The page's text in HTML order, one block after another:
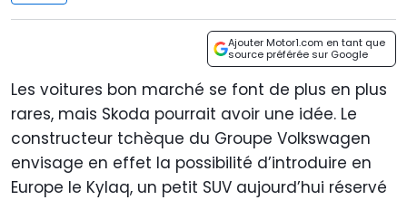
Ajouter Motor1.com en tant que
source préférée sur Google
Les voitures bon marché se font de plus en plus
rares, mais Skoda pourrait avoir une idée. Le
constructeur tchèque du Groupe Volkswagen
envisage en effet la possibilité d’introduire en
Europe le Kylaq, un petit SUV aujourd’hui réservé